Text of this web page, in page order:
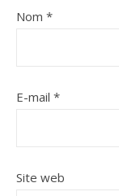
Nom *
E-mail *
Site web